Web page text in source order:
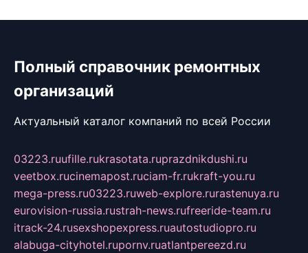
Полный справочник ремонтных
организаций
Актуальный каталог компаний по всей России
03223.ruufille.rukrasotata.ruprazdnikdushi.ru
veetbox.rucinemapost.ruciam-fr.rukraft-you.ru
mega-press.ru03223.ruweb-explore.rurastenuya.ru
eurovision-russia.rustrah-news.rufreeride-team.ru
itrack-24.rusexshopexpress.ruautostudiopro.ru
alabuga-cityhotel.rupornv.ruatlantpereezd.ru